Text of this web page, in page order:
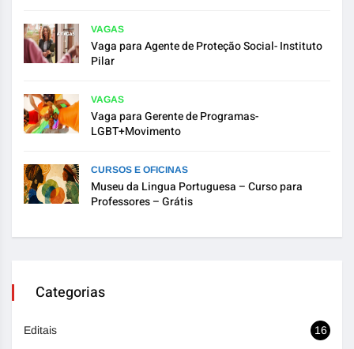
VAGAS
Vaga para Agente de Proteção Social- Instituto
Pilar
VAGAS
Vaga para Gerente de Programas-
LGBT+Movimento
CURSOS E OFICINAS
Museu da Lingua Portuguesa – Curso para
Professores – Grátis
Categorias
Editais 16